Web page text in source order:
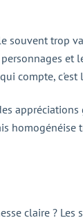
trop
compte,
claire ?